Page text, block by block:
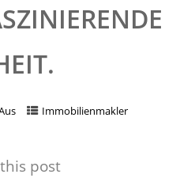
A
Immobilienmakler
post